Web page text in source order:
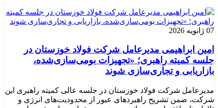
07 ژانویه 2026
امین ابراهیمی مدیرعامل شرکت فولاد خوزستان در
جلسه کمیته راهبری؛ «تجهیزات بومی‌سازی‌شده،
بازاریابی و تجاری‌سازی شوند
مدیرعامل شرکت فولاد خوزستان در جلسه عالی کمیته راهبری این
شرکت، ضمن تشریح راهبردهای عبور از محدودیت‌های انرژی و